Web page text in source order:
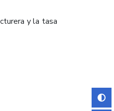
y la tasa